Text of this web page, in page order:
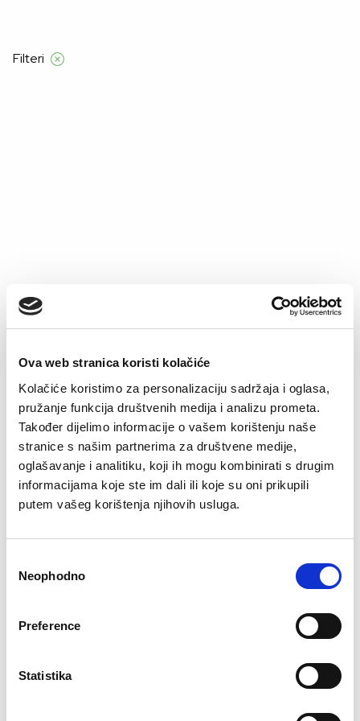
Ova web stranica koristi kolačiće
Kolačiće koristimo za personalizaciju sadržaja i oglasa,
pružanje funkcija društvenih medija i analizu prometa.
Također dijelimo informacije o vašem korištenju naše
stranice s našim partnerima za društvene medije,
oglašavanje i analitiku, koji ih mogu kombinirati s drugim
informacijama koje ste im dali ili koje su oni prikupili
putem vašeg korištenja njihovih usluga.
Selection
Neophodno
Preference
Statistika
Filteri
Pidžama na kopčanje
Rubi
99,90KM
Original
was:
39,90KM
Current
is:
Pidžama Rubi
74,90KM
Original
price
was:
74,90 KM.
29,90KM
Current
price
is:
29,90 KM.
–72%